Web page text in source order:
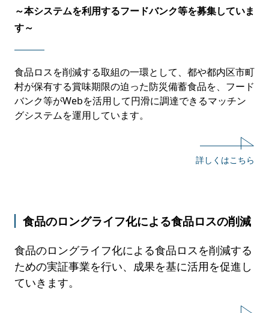
～本システムを利用するフードバンク等を募集していま
す～
食品ロスを削減する取組の一環として、都や都内区市町
村が保有する賞味期限の迫った防災備蓄食品を、フード
バンク等がWebを活用して円滑に調達できるマッチン
グシステムを運用しています。
詳しくはこちら
食品のロングライフ化による食品ロスの削減
食品のロングライフ化による食品ロスを削減する
ための実証事業を行い、成果を基に活用を促進し
ていきます。